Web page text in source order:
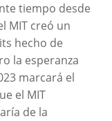
tiempo desde
MIT creó un
hecho de
la esperanza
marcará el
el MIT
de la